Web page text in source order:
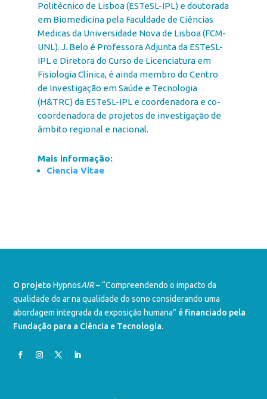
Politécnico de Lisboa (ESTeSL-IPL) e doutorada
em Biomedicina pela Faculdade de Ciências
Medicas da Universidade Nova de Lisboa (FCM-
UNL). J. Belo é Professora Adjunta da ESTeSL-
IPL e Diretora do Curso de Licenciatura em
Fisiologia Clínica, é ainda membro do Centro
de Investigação em Saúde e Tecnologia
(H&TRC) da ESTeSL-IPL e coordenadora e co-
coordenadora de projetos de investigação de
âmbito regional e nacional.
Mais informação:
Ciencia Vitae
O projetoHypnosAIR– “Compreendendo o impacto da
qualidade do ar na qualidade do sono considerando uma
abordagem integrada da exposição humana” é financiado pela
Fundação para a Ciência e Tecnologia.